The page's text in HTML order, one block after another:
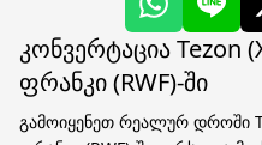
კონვერტაცია Tezon
ფრანკი (RWF)-ში
გამოიყენეთ რეალურ დროში